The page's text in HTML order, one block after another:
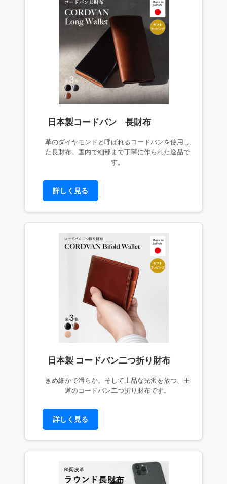
日本製コードバン 長財布
革のダイヤモンドと呼ばれるコードバンを使用し
た長財布。国内で細部まで丁寧に作られた逸品で
す。
詳しく見る
日本製 コードバン二つ折り財布
きめ細かで滑らか。そして上品な光沢を放つ、王
道のコードバン二つ折り財布です。
詳しく見る